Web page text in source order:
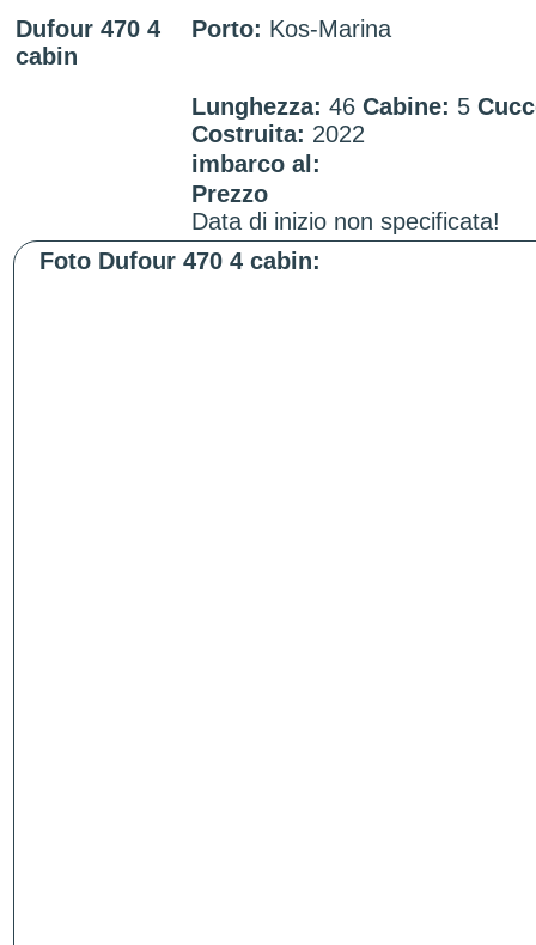
Dufour 470 4
cabin
Porto: Kos-Marina
Lunghezza: 46 Cabine: 5
Costruita: 2022
imbarco al:
Prezzo
Data di inizio non specificata!
Foto Dufour 470 4 cabin: